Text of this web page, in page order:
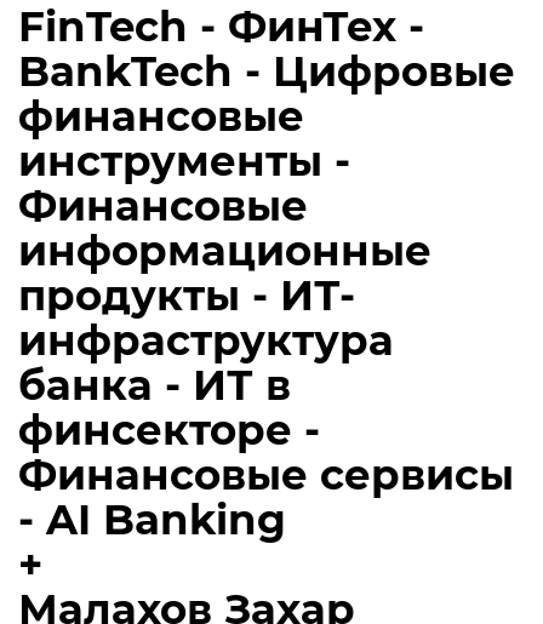
FinTech - ФинТех -
BankTech - Цифровые
финансовые
инструменты -
Финансовые
информационные
продукты - ИТ-
инфраструктура
банка - ИТ в
финсекторе -
Финансовые сервисы
- AI Banking
+
Малахов Захар